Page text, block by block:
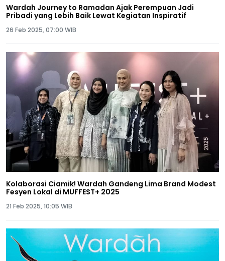
Wardah Journey to Ramadan Ajak Perempuan Jadi
Pribadi yang Lebih Baik Lewat Kegiatan Inspiratif
26 Feb 2025, 07:00 WIB
Kolaborasi Ciamik! Wardah Gandeng Lima Brand Modest
Fesyen Lokal di MUFFEST+ 2025
21 Feb 2025, 10:05 WIB